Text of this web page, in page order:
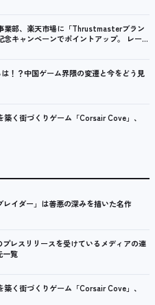
業部、楽天市場に「Thrustmasterブラン
念キャンペーンでポイントアップ。 レーシ
トローラーを中心に、幅広くラインナッ
！？中国ゲーム界隈の変遷と今をどう見
く街づくりゲーム「Corsair Cove」、
レイダー」は善悪の深みを描いた名作
レスリリースを受けているメディアの連
一覧
く街づくりゲーム「Corsair Cove」、